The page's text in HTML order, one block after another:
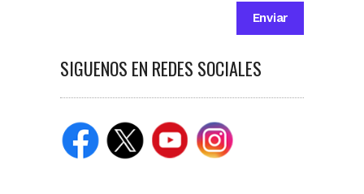
SIGUENOS EN REDES SOCIALES